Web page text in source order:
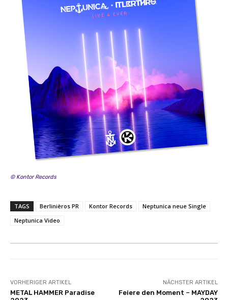
© Kontor Records
TAGS Berlinièros PR Kontor Records
Neptunica neue Single
Neptunica Video
VORHERIGER ARTIKEL
METAL HAMMER Paradise
NÄCHSTER ARTIKEL
Feiere den Moment – MAYDAY